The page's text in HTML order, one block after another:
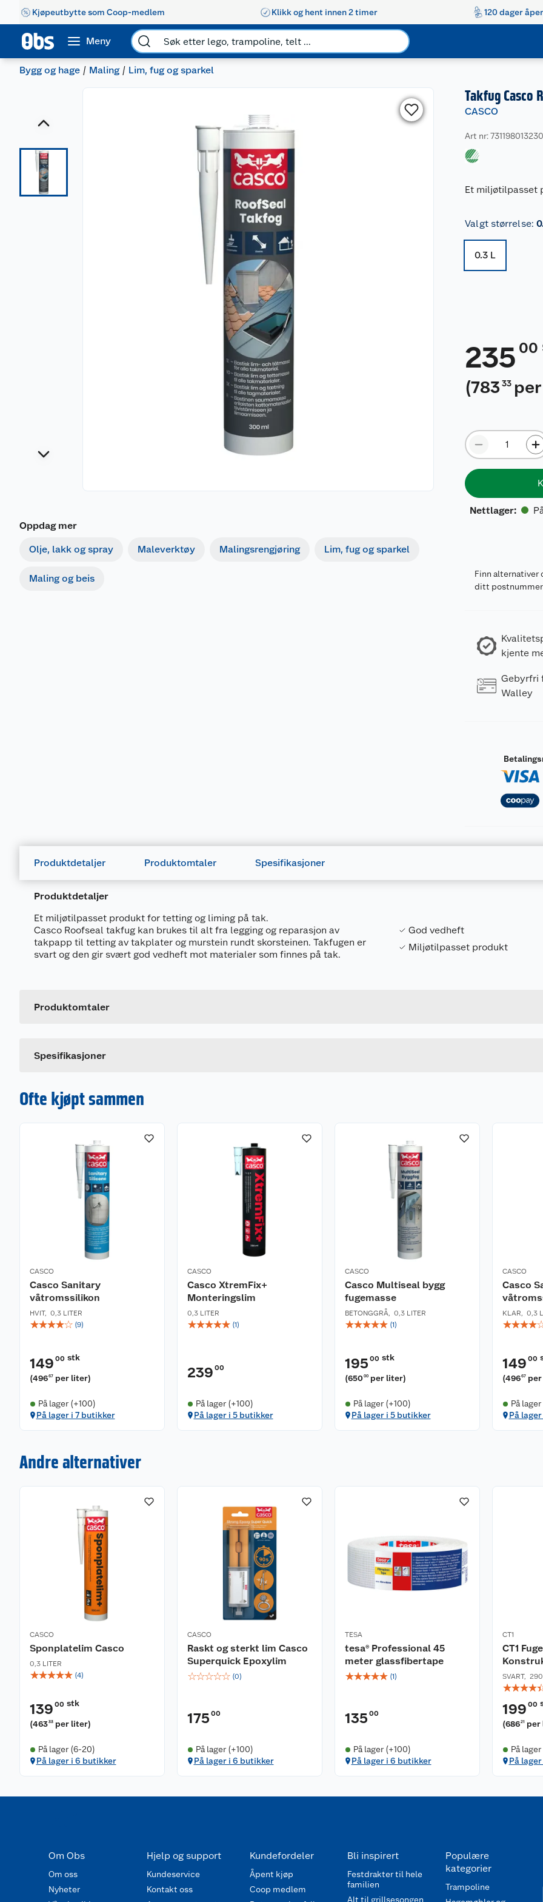
Kjøpeutbytte som Coop-medlem Klikk og hent innen 2 timer 120 dager
Meny
Bygg og hage Maling Lim, fug og sparkel
Oppdag mer
Olje, lakk og spray Maleverktøy Malingsrengjøring Lim, fug og sparkel
Maling og beis
Takfug Casco
CASCO
Art nr:
Et miljøtilpasset
Valgt størrelse:
0.3 L
235 00
(78333
Nettlager:
Finn alternativer
ditt postnummer
kjente
Gebyrfri
Walley
Produktdetaljer Produktomtaler Spesifikasjoner
Produktdetaljer
Et miljøtilpasset produkt for tetting og liming på tak.
Casco Roofseal takfug kan brukes til alt fra legging og reparasjon av
takpapp til tetting av takplater og murstein rundt skorsteinen. Takfugen er
svart og den gir svært god vedheft mot materialer som finnes på tak.
God vedheft
Miljøtilpasset produkt
Produktomtaler
Spesifikasjoner
Leverandørens artikkelnummer
Ofte kjøpt sammen
CASCO
Casco Sanitary
våtromssilikon
HVIT, 0,3 LITER
☆☆☆☆☆ (9)
149 00 stk
(49667 per liter)
På lager (+100)
På lager i 7 butikker
CASCO
Casco XtremFix+
Monteringslim
0,3 LITER
☆☆☆☆☆ (1)
239 00
På lager (+100)
På lager i 5 butikker
CASCO
Casco Multiseal bygg
fugemasse
BETONGGRÅ, 0,3 LITER
☆☆☆☆☆ (1)
195 00 stk
(65000 per liter)
På lager (+100)
På lager i 5 butikker
CASCO
Casco
KLAR, 0,3
☆☆☆☆
149 00
(49667
På
På
Andre alternativer
CASCO
Sponplatelim Casco
0,3 LITER
☆☆☆☆☆ (4)
139 00 stk
(46333 per liter)
På lager (6-20)
På lager i 6 butikker
CASCO
Raskt og sterkt lim Casco
Superquick Epoxylim
☆☆☆☆☆ (0)
175 00
På lager (+100)
På lager i 6 butikker
TESA
tesa® Professional 45
meter glassfibertape
☆☆☆☆☆ (1)
135 00
På lager (+100)
På lager i 6 butikker
CT1
CT1
SVART,
☆☆☆☆
199 00
(68621 per
På
På
Om Obs
Om oss
Nyheter
Hjelp og support
Kundeservice
Kontakt oss
Kundefordeler
Åpent kjøp
Coop medlem
Bli inspirert
Festdrakter til hele
familien
Alt til grillsesongen
Populære
kategorier
Trampoline